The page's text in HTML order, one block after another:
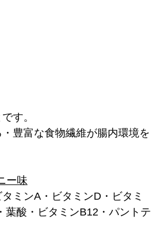
す。
豊富な食物繊維が腸内環境を
ー味
ミンA・ビタミンD・ビタミ
葉酸・ビタミンB12・パントテ